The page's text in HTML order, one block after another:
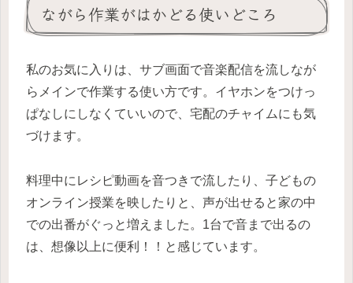
ながら作業がはかどる使いどころ
私のお気に入りは、サブ画面で音楽配信を流しなが
らメインで作業する使い方です。イヤホンをつけっ
ぱなしにしなくていいので、宅配のチャイムにも気
づけます。
料理中にレシピ動画を音つきで流したり、子どもの
オンライン授業を映したりと、声が出せると家の中
での出番がぐっと増えました。1台で音まで出るの
は、想像以上に便利！！と感じています。